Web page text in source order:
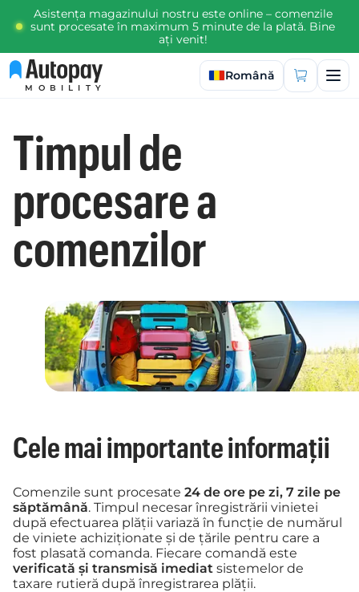
Asistența magazinului nostru este online – comenzile
sunt procesate în maximum 5 minute de la plată. Bine
ați venit!
MOBILITY
Selectați limba
Română
Timpul de
procesare a
comenzilor
Cele mai importante informații
Comenzile sunt procesate 24 de ore pe zi, 7 zile pe
săptămână. Timpul necesar înregistrării vinietei
după efectuarea plății variază în funcție de numărul
de viniete achiziționate și de țările pentru care a
fost plasată comanda. Fiecare comandă este
verificată și transmisă imediat sistemelor de
taxare rutieră după înregistrarea plății.